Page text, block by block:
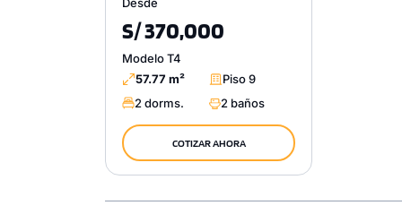
Desde
S/ 370,000
Modelo T4
57.77 m²
Piso 9
2 dorms.
2 baños
COTIZAR AHORA